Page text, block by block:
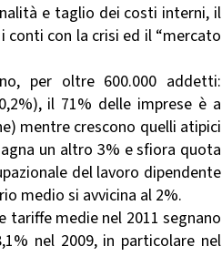
e taglio dei costi interni, il
con la crisi ed il “mercato
per oltre 600.000 addetti:
il 71% delle imprese è a
mentre crescono quelli atipici
un altro 3% e sfiora quota
del lavoro dipendente
medio si avvicina al 2%.
medie nel 2011 segnano
nel 2009, in particolare nel